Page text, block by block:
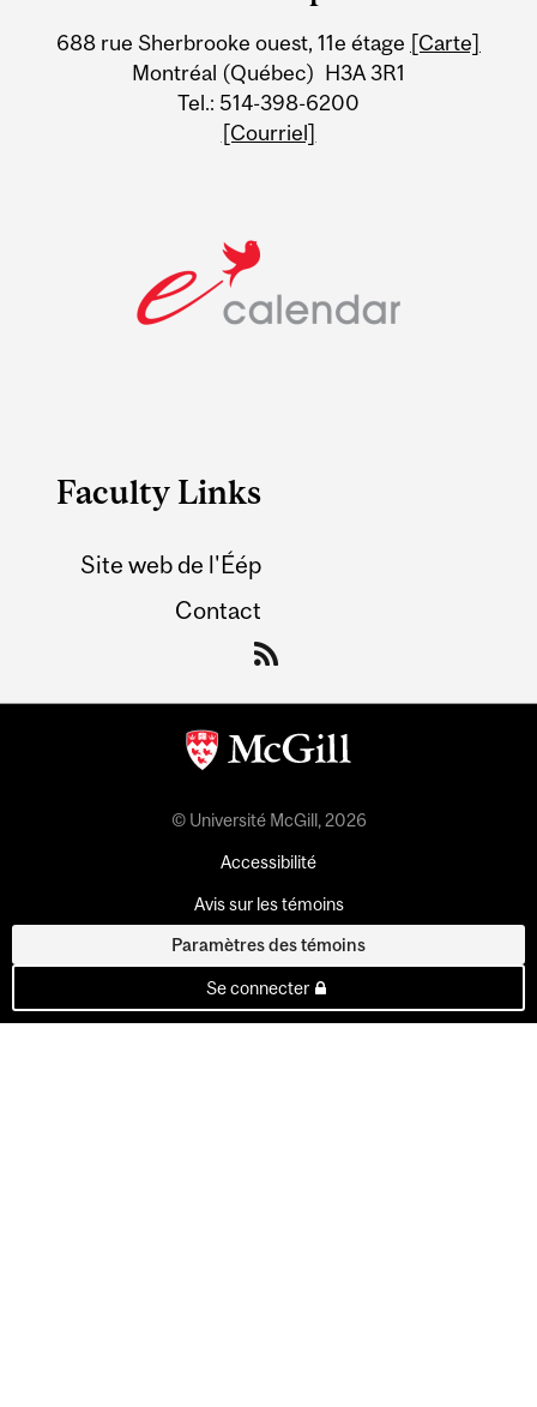
Information
688 rue Sherbrooke ouest, 11e étage [Carte]
Montréal (Québec) H3A 3R1
Tel.: 514-398-6200
[Courriel]
Faculty Links
Site web de l'Éép
Contact
© Université McGill, 2026
Accessibilité
Avis sur les témoins
Paramètres des témoins
Se connecter